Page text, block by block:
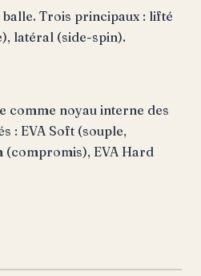
Trois principaux : lifté
latéral (side-spin).
comme noyau interne des
: EVA Soft (souple,
(compromis), EVA Hard